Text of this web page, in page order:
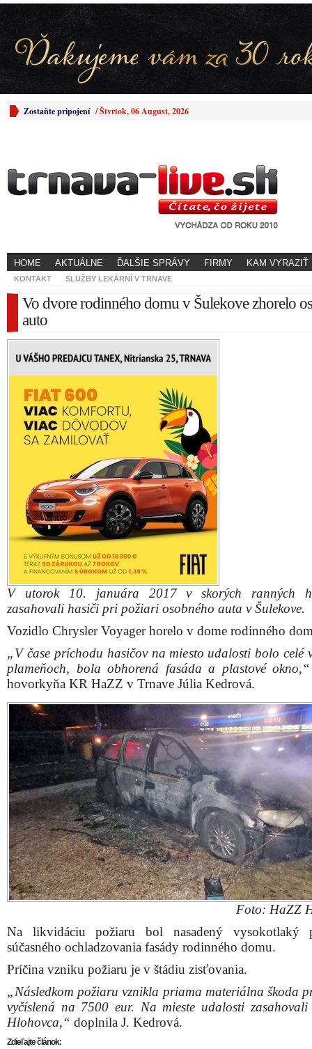
Zostaňte pripojení /Štvrtok, 06 August, 2026
HOME AKTUÁLNE ĎALŠIE SPRÁVY FIRMY KAM VYRAZIŤ
KONTAKT SLUŽBY LEKÁRNÍ V TRNAVE
Vo dvore rodinného domu v Šulekove zhorelo
auto
V utorok 10. januára 2017 v skorých ranných
zasahovali hasiči pri požiari osobného auta v Šulekove.
Vozidlo Chrysler Voyager horelo v dome rodinného
„V čase príchodu hasičov na miesto udalosti bolo celé
plameňoch, bola obhorená fasáda a plastové okno,“
hovorkyňa KR HaZZ v Trnave Júlia Kedrová.
Foto: HaZZ
Na likvidáciu požiaru bol nasadený vysokotlaký
súčasného ochladzovania fasády rodinného domu.
Príčina vzniku požiaru je v štádiu zisťovania.
„Následkom požiaru vznikla priama materiálna škoda
vyčíslená na 7500 eur. Na mieste udalosti
Hlohovca,“ doplnila J. Kedrová.
Zdieľajte článok: